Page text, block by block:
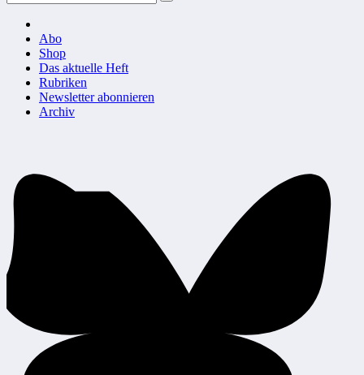
Abo
Shop
Das aktuelle Heft
Rubriken
Newsletter abonnieren
Archiv